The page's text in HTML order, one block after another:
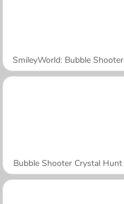
SmileyWorld: Bubble Shooter
Bubble Shooter Crystal Hunt